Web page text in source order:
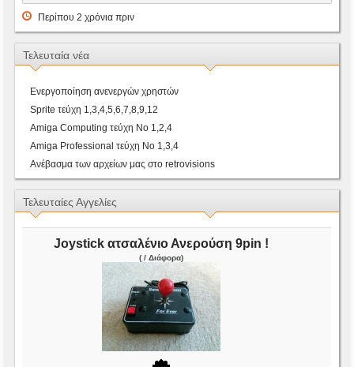
Περίπου 2 χρόνια πριν
Τελευταία νέα
Ενεργοποίηση ανενεργών χρηστών
Sprite τεύχη 1,3,4,5,6,7,8,9,12
Amiga Computing τεύχη Νο 1,2,4
Amiga Professional τεύχη Νο 1,3,4
Ανέβασμα των αρχείων μας στο retrovisions
Τελευταίες Αγγελίες
Joystick ατσαλένιο Ανερούση 9pin !
( / Διάφορα)